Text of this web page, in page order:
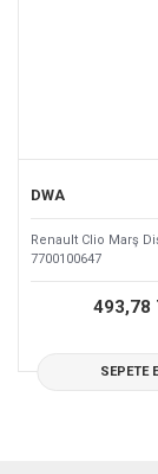
DWA
Renault Clio Marş
7700100647
493,78
SEPETE